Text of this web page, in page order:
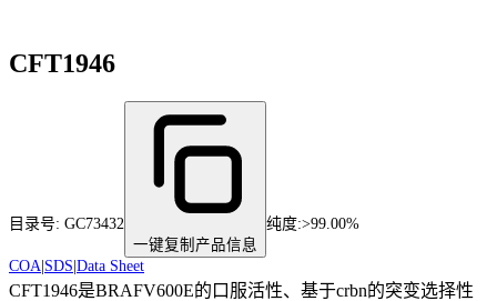
CFT1946
目录号: GC73432
一键复制产品信息
纯度:>99.00%
COA SDS Data Sheet
CFT1946是BRAFV600E的口服活性、基于crbn的突变选择性